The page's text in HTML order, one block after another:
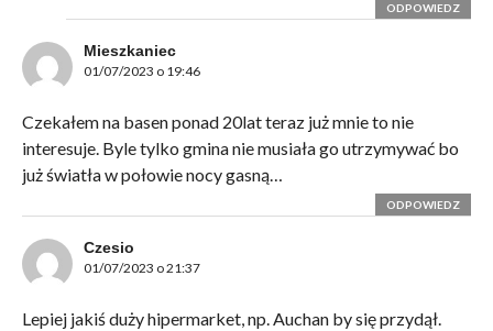
ODPOWIEDZ
Mieszkaniec
01/07/2023 o 19:46
Czekałem na basen ponad 20lat teraz już mnie to nie
interesuje. Byle tylko gmina nie musiała go utrzymywać bo
już światła w połowie nocy gasną…
ODPOWIEDZ
Czesio
01/07/2023 o 21:37
Lepiej jakiś duży hipermarket, np. Auchan by się przydął.